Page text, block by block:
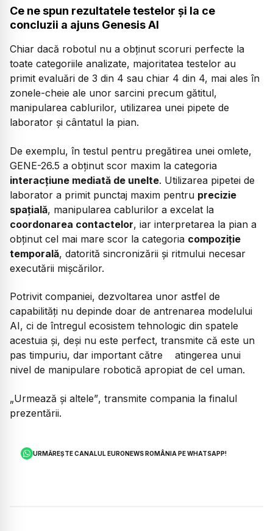
Ce ne spun rezultatele testelor și la ce
concluzii a ajuns Genesis AI
Chiar dacă robotul nu a obținut scoruri perfecte la
toate categoriile analizate, majoritatea testelor au
primit evaluări de 3 din 4 sau chiar 4 din 4, mai ales în
zonele-cheie ale unor sarcini precum gătitul,
manipularea cablurilor, utilizarea unei pipete de
laborator și cântatul la pian.
De exemplu, în testul pentru pregătirea unei omlete,
GENE-26.5 a obținut scor maxim la categoria
interacțiune mediată de unelte. Utilizarea pipetei de
laborator a primit punctaj maxim pentru precizie
spațială, manipularea cablurilor a excelat la
coordonarea contactelor, iar interpretarea la pian a
obținut cel mai mare scor la categoria compoziție
temporală, datorită sincronizării și ritmului necesar
executării mișcărilor.
Potrivit companiei, dezvoltarea unor astfel de
capabilități nu depinde doar de antrenarea modelului
AI, ci de întregul ecosistem tehnologic din spatele
acestuia și, deși nu este perfect, transmite că este un
pas timpuriu, dar important către atingerea unui
nivel de manipulare robotică apropiat de cel uman.
„Urmează și altele”, transmite compania la finalul
prezentării.
URMĂREȘTE CANALUL EURONEWS ROMÂNIA PE WHATSAPP!